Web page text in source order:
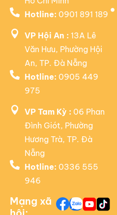
Hotline: 0901 891 189
VP Hội An : 13A Lê
Văn Hưu, Phường Hội
An, TP. Đà Nẵng
Hotline: 0905 449
975
VP Tam Kỳ : 06 Phan
Đình Giót, Phường
Hương Trà, TP. Đà
Nẵng
Hotline: 0336 555
946
Mạng xã